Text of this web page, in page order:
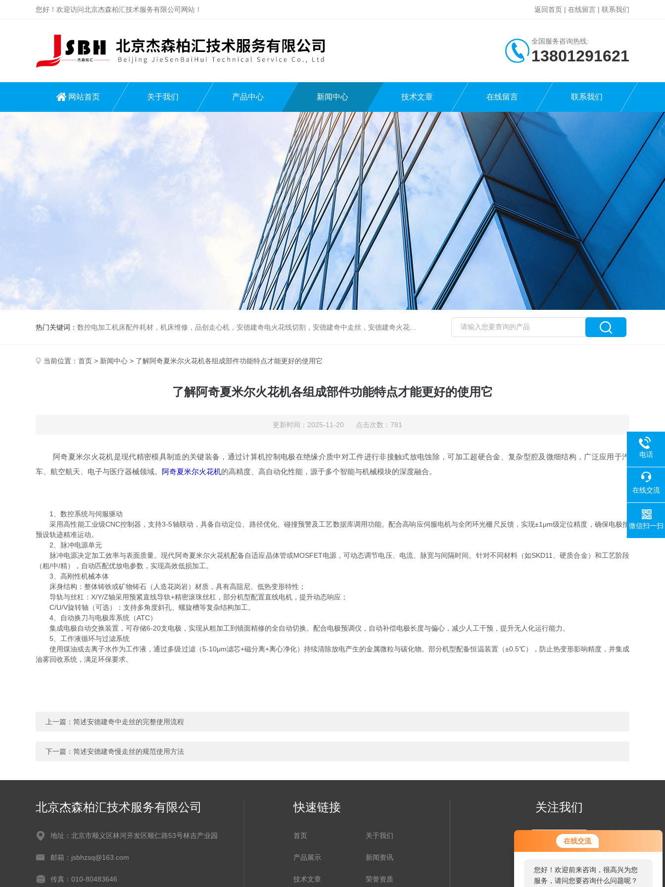
在线交流
您好！欢迎前来咨询，很高兴为您
服务，请问您要咨询什么问题呢？
您好！欢迎访问北京杰森柏汇技术服务有限公司网站！ 返回首页 | 在线留言 | 联系我们
全国服务咨询热线:
13801291621
网站首页 关于我们 产品中心 新闻中心 技术文章 在线留言 联系我们
热门关键词： 数控电加工机床配件耗材，机床维修，品创走心机，安德建奇电火花线切割，安德建奇中走丝，安德建奇火花机，阿奇夏米尔慢走丝，发那科慢走丝，苏极电穿孔机，苏极电小孔机，品佳加工中心，高维火花机，汉奇
当前位置： 首页 > 新闻中心 > 了解阿奇夏米尔火花机各组成部件功能特点才能更好的使用它
了解阿奇夏米尔火花机各组成部件功能特点才能更好的使用它
更新时间：2025-11-20 点击次数：781
阿奇夏米尔火花机是现代精密模具制造的关键装备，通过计算机控制电极在绝缘介质中对工件进行非接触式放电蚀除，可加工超硬合金、复杂型腔及微细结构，广泛应用于汽
车、航空航天、电子与医疗器械领域。 阿奇夏米尔火花机的高精度、高自动化性能，源于多个智能与机械模块的深度融合。
1、数控系统与伺服驱动
采用高性能工业级CNC控制器，支持3-5轴联动，具备自动定位、路径优化、碰撞预警及工艺数据库调用功能。配合高响应伺服电机与全闭环光栅尺反馈，实现±1μm级定位精度，确保电极按
预设轨迹精准运动。
2、脉冲电源单元
脉冲电源决定加工效率与表面质量。现代阿奇夏米尔火花机配备自适应晶体管或MOSFET电源，可动态调节电压、电流、脉宽与间隔时间。针对不同材料（如SKD11、硬质合金）和工艺阶段
（粗/中/精），自动匹配优放电参数，实现高效低损加工。
3、高刚性机械本体
床身结构：整体铸铁或矿物铸石（人造花岗岩）材质，具有高阻尼、低热变形特性；
导轨与丝杠：X/Y/Z轴采用预紧直线导轨+精密滚珠丝杠，部分机型配置直线电机，提升动态响应；
C/U/V旋转轴（可选）：支持多角度斜孔、螺旋槽等复杂结构加工。
4、自动换刀与电极库系统（ATC）
集成电极自动交换装置，可存储6-20支电极，实现从粗加工到镜面精修的全自动切换。配合电极预调仪，自动补偿电极长度与偏心，减少人工干预，提升无人化运行能力。
5、工作液循环与过滤系统
使用煤油或去离子水作为工作液，通过多级过滤（5-10μm滤芯+磁分离+离心净化）持续清除放电产生的金属微粒与碳化物。部分机型配备恒温装置（±0.5℃），防止热变形影响精度，并集成
油雾回收系统，满足环保要求。
上一篇： 简述安德建奇中走丝的完整使用流程
下一篇： 简述安德建奇慢走丝的规范使用方法
北京杰森柏汇技术服务有限公司
地址：北京市顺义区林河开发区顺仁路53号林吉产业园
邮箱：jsbhzsq@163.com
传真：010-80483646
快速链接
首页 关于我们
产品展示 新闻资讯
技术文章 荣誉资质
关注我们
电话
在线交流
微信扫一扫